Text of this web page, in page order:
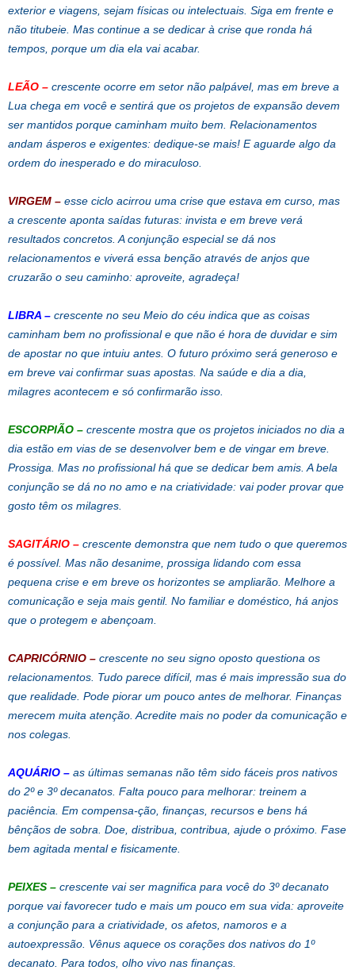
exterior e viagens, sejam físicas ou intelectuais. Siga em frente e
não titubeie. Mas continue a se dedicar à crise que ronda há
tempos, porque um dia ela vai acabar.
LEÃO – crescente ocorre em setor não palpável, mas em breve a
Lua chega em você e sentirá que os projetos de expansão devem
ser mantidos porque caminham muito bem. Relacionamentos
andam ásperos e exigentes: dedique-se mais! E aguarde algo da
ordem do inesperado e do miraculoso.
VIRGEM – esse ciclo acirrou uma crise que estava em curso, mas
a crescente aponta saídas futuras: invista e em breve verá
resultados concretos. A conjunção especial se dá nos
relacionamentos e viverá essa benção através de anjos que
cruzarão o seu caminho: aproveite, agradeça!
LIBRA – crescente no seu Meio do céu indica que as coisas
caminham bem no profissional e que não é hora de duvidar e sim
de apostar no que intuiu antes. O futuro próximo será generoso e
em breve vai confirmar suas apostas. Na saúde e dia a dia,
milagres acontecem e só confirmarão isso.
ESCORPIÃO – crescente mostra que os projetos iniciados no dia a
dia estão em vias de se desenvolver bem e de vingar em breve.
Prossiga. Mas no profissional há que se dedicar bem amis. A bela
conjunção se dá no no amo e na criatividade: vai poder provar que
gosto têm os milagres.
SAGITÁRIO – crescente demonstra que nem tudo o que queremos
é possível. Mas não desanime, prossiga lidando com essa
pequena crise e em breve os horizontes se ampliarão. Melhore a
comunicação e seja mais gentil. No familiar e doméstico, há anjos
que o protegem e abençoam.
CAPRICÓRNIO – crescente no seu signo oposto questiona os
relacionamentos. Tudo parece difícil, mas é mais impressão sua do
que realidade. Pode piorar um pouco antes de melhorar. Finanças
merecem muita atenção. Acredite mais no poder da comunicação e
nos colegas.
AQUÁRIO – as últimas semanas não têm sido fáceis pros nativos
do 2º e 3º decanatos. Falta pouco para melhorar: treinem a
paciência. Em compensa-ção, finanças, recursos e bens há
bênçãos de sobra. Doe, distribua, contribua, ajude o próximo. Fase
bem agitada mental e fisicamente.
PEIXES – crescente vai ser magnifica para você do 3º decanato
porque vai favorecer tudo e mais um pouco em sua vida: aproveite
a conjunção para a criatividade, os afetos, namoros e a
autoexpressão. Vênus aquece os corações dos nativos do 1º
decanato. Para todos, olho vivo nas finanças.